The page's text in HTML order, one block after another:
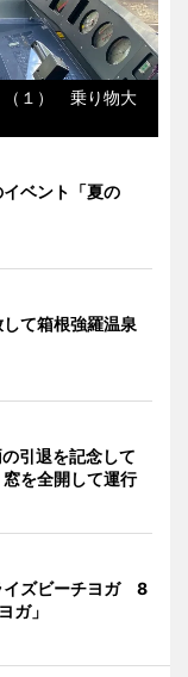
（１） 乗り物大
ベント「夏の
て箱根強羅温泉
引退を記念して
を全開して運行
イズビーチヨガ 8
ガ」